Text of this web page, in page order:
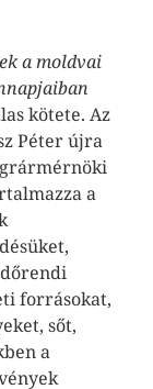
a moldvai
kötete. Az
Péter újra
a
forrásokat,
sőt,
a